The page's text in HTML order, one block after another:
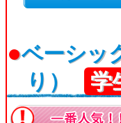
●ベーシッ
り）
学